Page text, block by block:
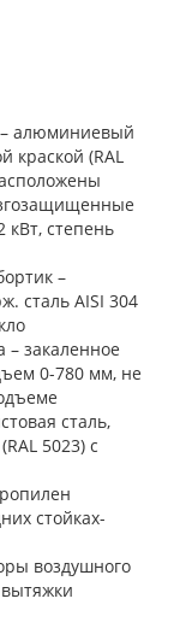
алюминиевый
краской (RAL
кВт, степень
–
сталь AISI 304
закаленное
0-780 мм, не
сталь,
5023) с
стойках-
воздушного